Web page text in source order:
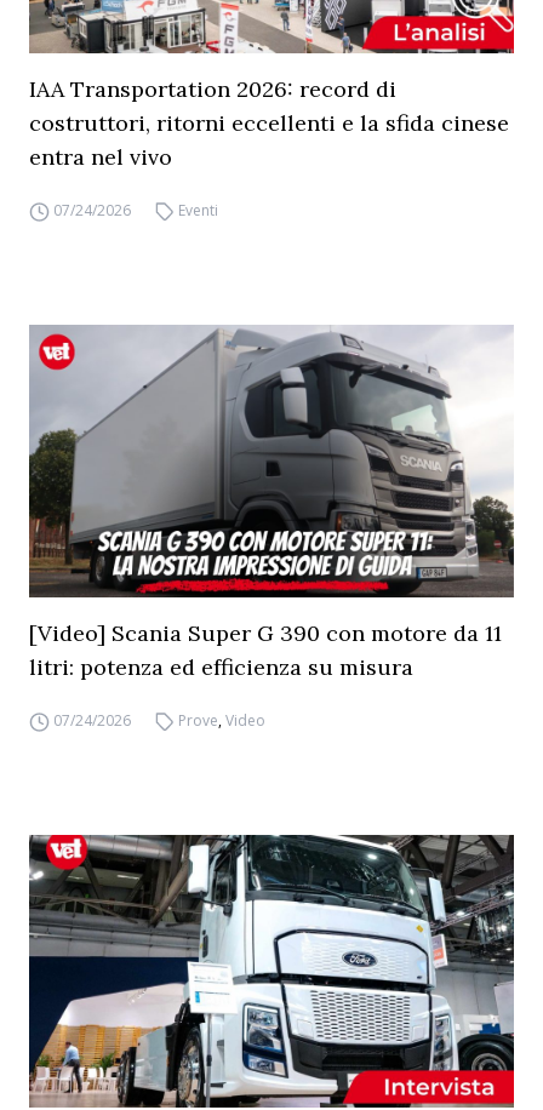
IAA Transportation 2026: record di
costruttori, ritorni eccellenti e la sfida cinese
entra nel vivo
07/24/2026 Eventi
[Video] Scania Super G 390 con motore da 11
litri: potenza ed efficienza su misura
07/24/2026 Prove,Video